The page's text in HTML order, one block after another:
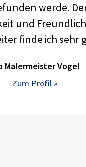
werde.
und
finde ich sehr
Malermeister Vogel
Zum Profil »